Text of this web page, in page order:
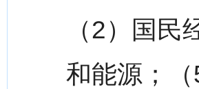
（2）国
和能源；